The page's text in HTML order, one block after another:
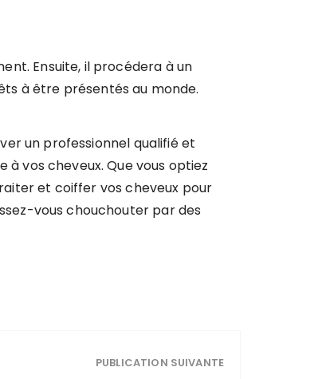
Ensuite, il procédera à un
à être présentés au monde.
un professionnel qualifié et
vos cheveux. Que vous optiez
et coiffer vos cheveux pour
vous chouchouter par des
PUBLICATION SUIVANTE